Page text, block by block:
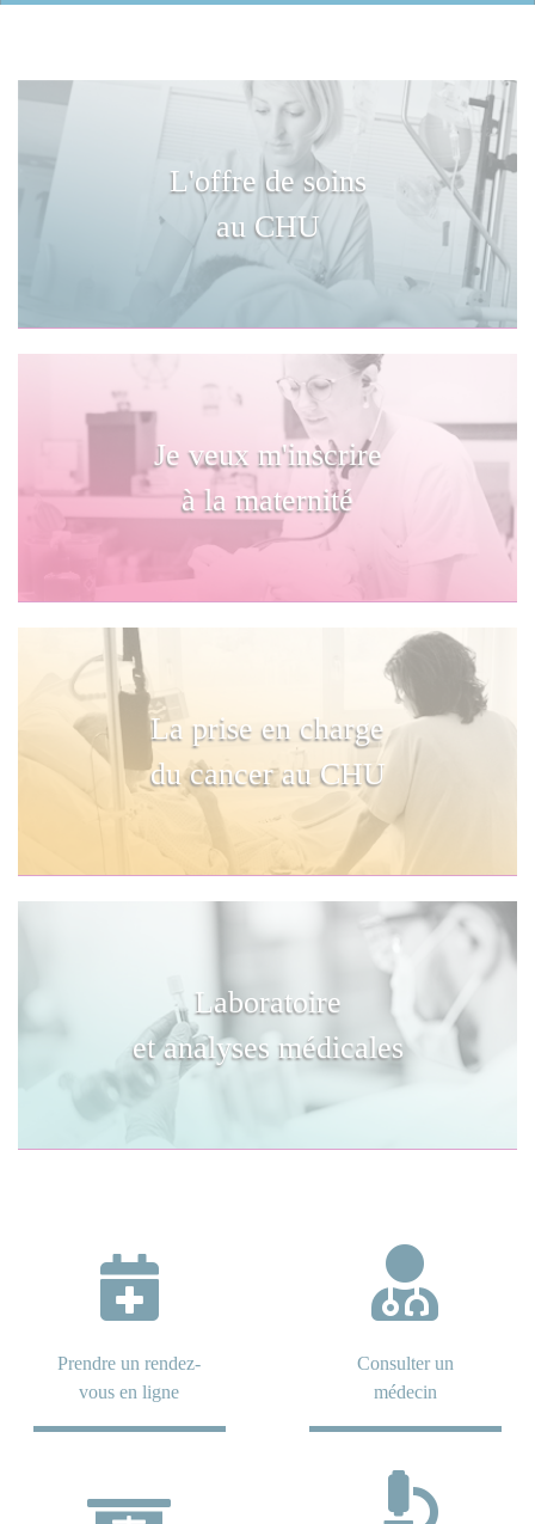
L'offre de soins
au CHU
Je veux m'inscrire
à la maternité
La prise en charge
du cancer au CHU
Laboratoire
et analyses médicales
Prendre un rendez-
vous en ligne
Consulter un
médecin